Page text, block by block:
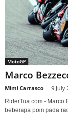
MotoGP
Marco
Mimi Carrasco 9 July
RiderTua.com - Marco
beberapa poin pada